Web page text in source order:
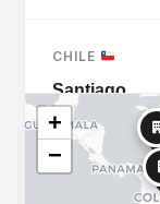
CHILE
Santiago
Av. Las
+56 9 6451
+
−